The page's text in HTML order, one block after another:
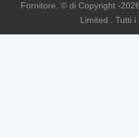
Fornitore. © di Copyright -
Limited . Tutti i